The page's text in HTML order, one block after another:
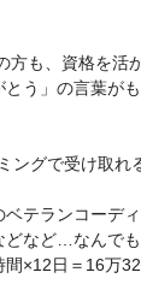
方も、資格を
う」の言葉が
ングで受け取れ
テランコーデ
など…なんで
×12日＝16万